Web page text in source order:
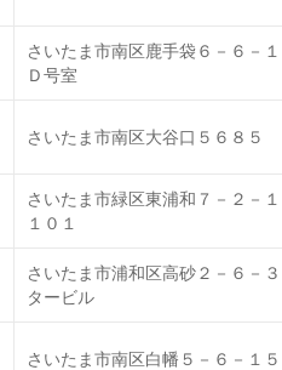
さいたま市南区鹿手袋６－６－
Ｄ号室
さいたま市南区大谷口５６８５
さいたま市緑区東浦和７－２－
１０１
さいたま市浦和区高砂２－６－
タービル
さいたま市南区白幡５－６－１